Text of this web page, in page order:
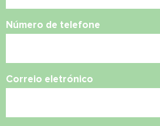
Número de telefone
Correio eletrónico